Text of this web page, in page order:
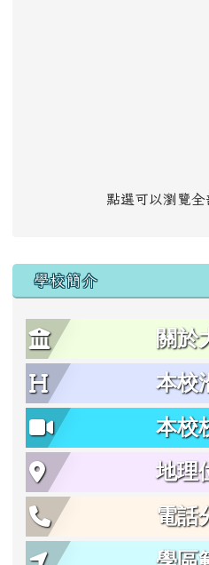
點選可以瀏覽全
學校簡介
關於
本校
本校
地理
電話
學區